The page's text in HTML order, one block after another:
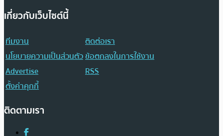
เกี่ยวกับเว็บไซต์นี้
ทีมงาน
ติดต่อเรา
นโยบายความเป็นส่วนตัวข้อตกลงในการใช้งาน
Advertise
RSS
ตั้งค่าคุกกี้
ติดตามเรา